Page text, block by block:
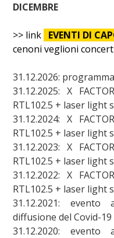
DICEMBRE
>> link EVENTI DI
cenoni veglioni
31.12.2026:
31.12.2025: X
RTL102.5 + laser light
31.12.2024: X
RTL102.5 + laser light
31.12.2023: X
RTL102.5 + laser light
31.12.2022: X
RTL102.5 + laser light
31.12.2021:
diffusione del Covid-19
31.12.2020: